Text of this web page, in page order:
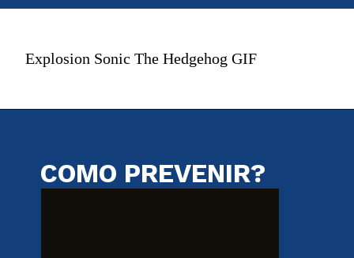
Explosion Sonic The Hedgehog GIF
COMO PREVENIR?